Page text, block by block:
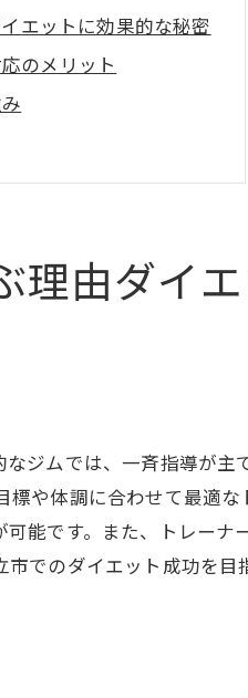
エットに効果的な秘密
のメリット
ムの紹介
例
ングで健康的に変わる
方法
ダイエットの新常識
理由ダイ
ジムでは、一斉指導が主
や体調に合わせて最適
能です。また、トレーナ
でのダイエット成功を